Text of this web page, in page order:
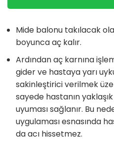
Mide balonu takılacak
boyunca aç kalır.
Ardından aç karnına
gider ve hastaya yarı
sakinleştirici verilmek
sayede hastanın
uyuması sağlanır. Bu
uygulaması esnasında
da acı hissetmez.